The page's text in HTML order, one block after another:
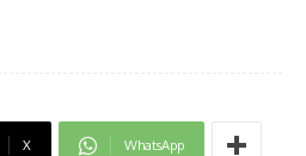
X WhatsApp